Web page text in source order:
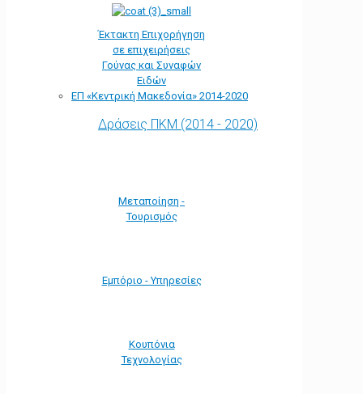
Έκτακτη Επιχορήγηση
σε επιχειρήσεις
Γούνας και Συναφών
Ειδών
ΕΠ «Kεντρική Μακεδονία» 2014-2020
Δράσεις ΠΚΜ (2014 - 2020)
Μεταποίηση -
Τουρισμός
Εμπόριο - Υπηρεσίες
Κουπόνια
Τεχνολογίας